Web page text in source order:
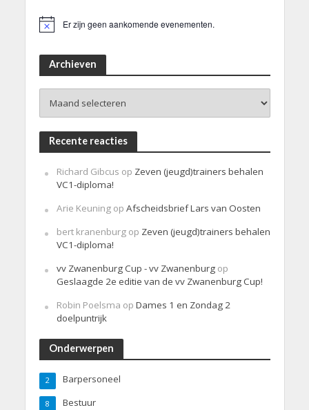
Er zijn geen aankomende evenementen.
Archieven
Recente reacties
Richard Gibcus op Zeven (jeugd)trainers behalen
VC1-diploma!
Arie Keuningop Afscheidsbrief Lars van Oosten
bert kranenburgop Zeven (jeugd)trainers behalen
VC1-diploma!
vv Zwanenburg Cup - vv Zwanenburgop
Geslaagde 2e editie van de vv Zwanenburg Cup!
Robin Poelsma op Dames 1 en Zondag 2
doelpuntrijk
Onderwerpen
Barpersoneel
2
Bestuur
8